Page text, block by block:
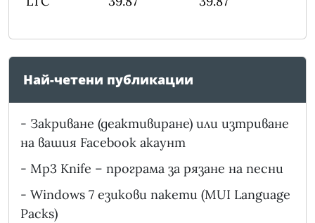
Най-четени публикации
- Закриване (деактивиране) или изтриване
на вашия Facebook акаунт
- Mp3 Knife – програма за рязане на песни
- Windows 7 езикови пакети (MUI Language
Packs)